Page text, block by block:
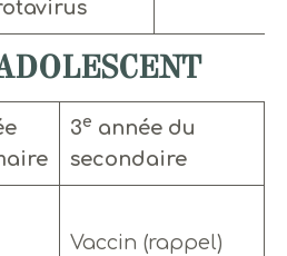
3e année du
secondaire
Vaccin (rappel)